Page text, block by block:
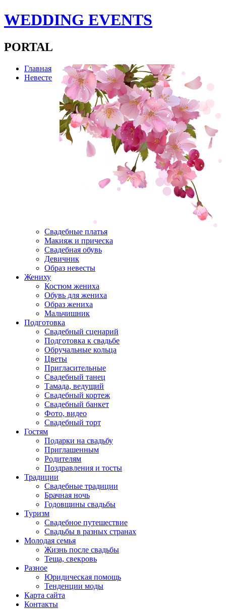
WEDDING EVENTS
PORTAL
Главная
Невесте
Свадебные платья
Макияж и прическа
Свадебная обувь
Девичник
Образ невесты
Жениху
Костюм жениха
Обувь для жениха
Образ жениха
Мальчишник
Подготовка
Свадебный сценарий
Подготовка к свадьбе
Обручальные кольца
Цветы
Пригласительные
Свадебный танец
Тамада, ведущий
Свадебный кортеж
Свадебный банкет
Фото, видео
Свадебный торт
Гостям
Подарки на свадьбу
Приглашенным
Родителям
Поздравления и тосты
Традиции
Свадебные традиции
Брачная ночь
Годовщины свадьбы
Туризм
Свадебное путешествие
Свадьбы в разных странах
Молодая семья
Жизнь после свадьбы
Теща, свекровь
Разное
Юридическая помощь
Тенденции моды
Карта сайта
Контакты